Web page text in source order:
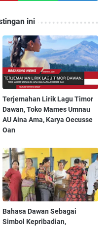
ini
Terjemahan Lirik Lagu Timor
Dawan, Toko Mames Umnau
AU Aina Ama, Karya Oecusse
Oan
Bahasa Dawan Sebagai
Simbol Kepribadian,